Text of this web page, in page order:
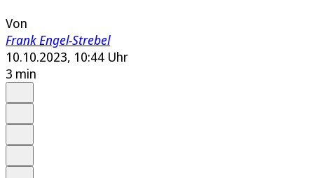
Von
Frank Engel-Strebel
10.10.2023, 10:44 Uhr
3 min